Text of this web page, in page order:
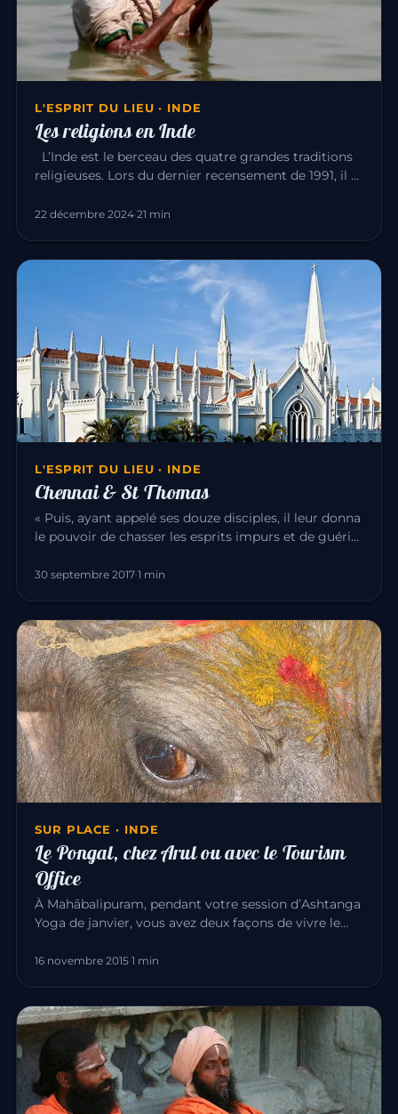
L'ESPRIT DU LIEU · INDE
Les religions en Inde
L’Inde est le berceau des quatre grandes traditions
religieuses. Lors du dernier recensement de 1991, il y
22 décembre 2024·21 min
L'ESPRIT DU LIEU · INDE
Chennai & St Thomas
« Puis, ayant appelé ses douze disciples, il leur donna
le pouvoir de chasser les esprits impurs et de guérir
30 septembre 2017·1 min
SUR PLACE · INDE
Le Pongal, chez Arul ou avec le Tourism
Office
À Mahābalipuram, pendant votre session d’Ashtanga
Yoga de janvier, vous avez deux façons de vivre le
16 novembre 2015·1 min